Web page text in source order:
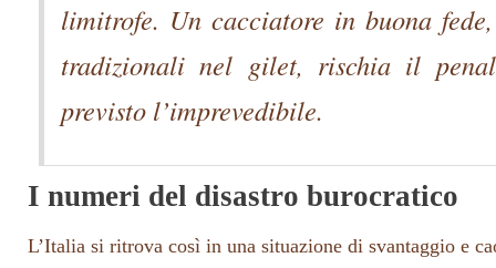
limitrofe. Un cacciatore in buona
tradizionali nel gilet, rischia il
previsto l’imprevedibile.
I numeri del disastro burocratico
L’Italia si ritrova così in una situazione di svantaggio e